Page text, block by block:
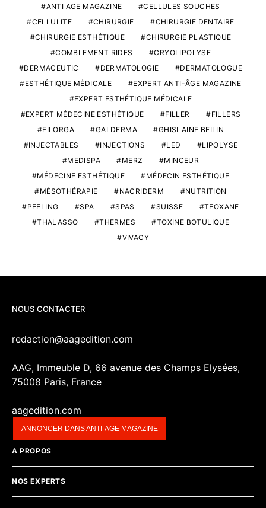
ANTI AGE MAGAZINE
CELLULES SOUCHES
CELLULITE
CHIRURGIE
CHIRURGIE DENTAIRE
CHIRURGIE ESTHÉTIQUE
CHIRURGIE PLASTIQUE
COMBLEMENT RIDES
CRYOLIPOLYSE
DERMACEUTIC
DERMATOLOGIE
DERMATOLOGUE
ESTHÉTIQUE MÉDICALE
EXPERT ANTI-ÂGE MAGAZINE
EXPERT ESTHÉTIQUE MÉDICALE
EXPERT MÉDECINE ESTHÉTIQUE
FILLER
FILLERS
FILORGA
GALDERMA
GHISLAINE BEILIN
INJECTABLES
INJECTIONS LED
LIPOLYSE
MEDISPA
MERZ
MINCEUR
MÉDECINE ESTHÉTIQUE
MÉDECIN ESTHÉTIQUE
MÉSOTHÉRAPIE
NACRIDERM
NUTRITION
PEELING
SPA SPAS SUISSE
TEOXANE
THALASSO
THERMES
TOXINE BOTULIQUE
VIVACY
NOUS CONTACTER
redaction@aagedition.com
AAG, Immeuble D, 66 avenue des Champs Elysées,
75008 Paris, France
aagedition.com
ANNONCER DANS ANTI-AGE MAGAZINE
A PROPOS
NOS EXPERTS